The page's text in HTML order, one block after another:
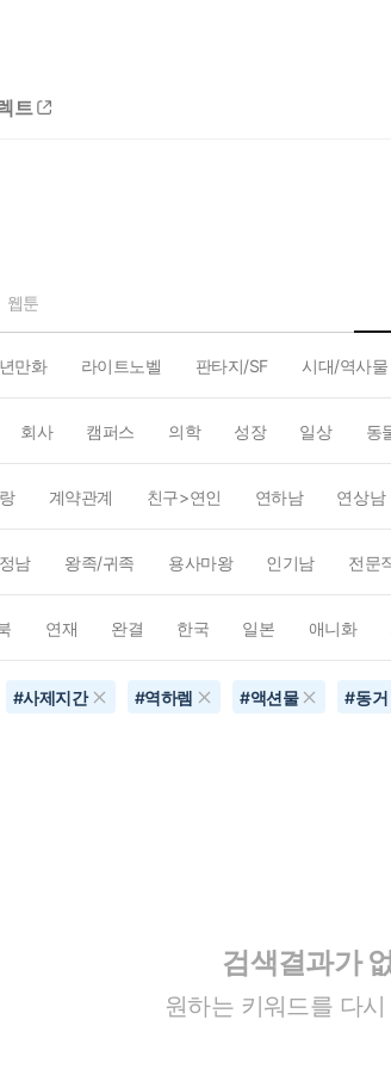
트
웹툰
만화 라이트노벨 판타지/SF 시대/역사물
회사 캠퍼스 의학 성장 일상 동
계약관계 친구>연인 연하남 연상남
남 왕족/귀족 용사마왕 인기남 전문
연재 완결 한국 일본 애니화
#사제지간 #역하렘 #액션물 #동거
검색결과가
원하는 키워드를 다